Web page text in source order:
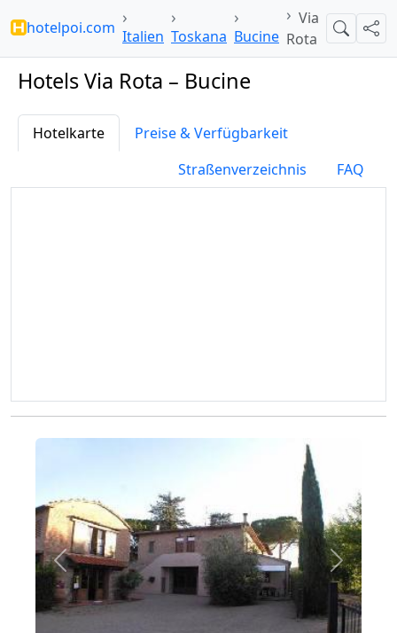
hotelpoi.com Italien Toskana Bucine
Via
Rota
Suche
Hotels Via Rota – Bucine
Hotelkarte
Preise & Verfügbarkeit
Straßenverzeichnis
FAQ
Zurück Weiter